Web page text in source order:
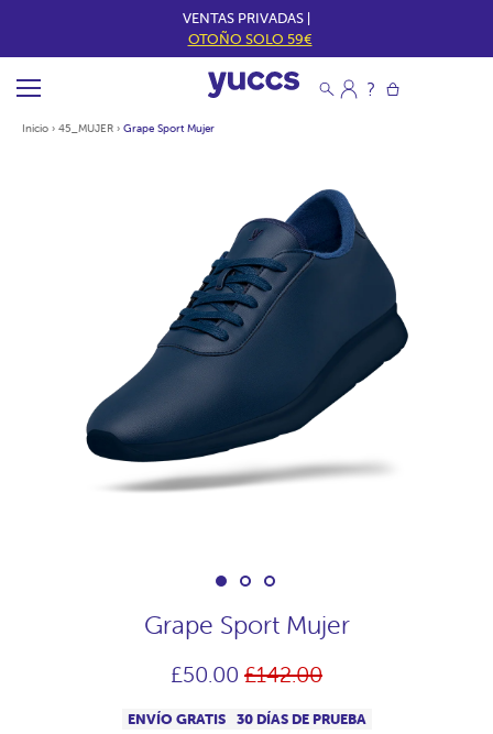
VENTAS PRIVADAS |
OTOÑO SOLO 59€
Inicio › 45_MUJER › Grape Sport Mujer
Grape Sport Mujer
£50.00 Precio
habitual
£142.00
ENVÍO GRATIS 30 DÍAS DE PRUEBA